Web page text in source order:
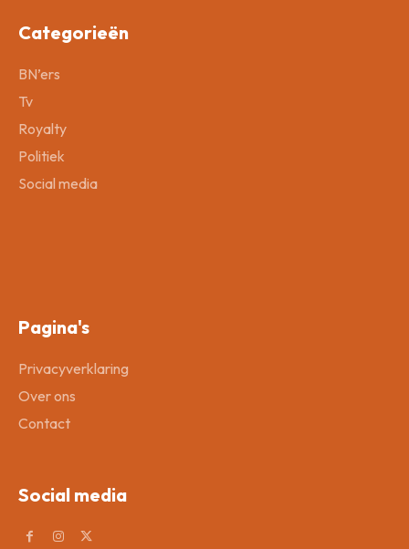
Categorieën
BN’ers
Tv
Royalty
Politiek
Social media
Pagina's
Privacyverklaring
Over ons
Contact
Social media